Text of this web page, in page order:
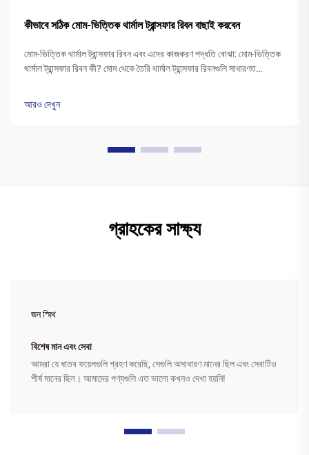
কীভাবে সঠিক মোম-ভিত্তিক থার্মাল ট্রান্সফার রিবন বাছাই করবেন
মোম-ভিত্তিক থার্মাল ট্রান্সফার রিবন এবং এদের কাজকরণ পদ্ধতি বোঝা: মোম-ভিত্তিক
থার্মাল ট্রান্সফার রিবন কী? মোম থেকে তৈরি থার্মাল ট্রান্সফার রিবনগুলি সাধারণত
আরও দেখুন
গ্রাহকের সাক্ষ্য
জন স্মিথ
বিশেষ মান এবং সেবা
আমরা যে ধাতব ফয়েলগুলি গ্রহণ করেছি, সেগুলি অসাধারণ মানের ছিল এবং সেবাটিও
শীর্ষ মানের ছিল। আমাদের পণ্যগুলি এত ভালো কখনও দেখা হয়নি!